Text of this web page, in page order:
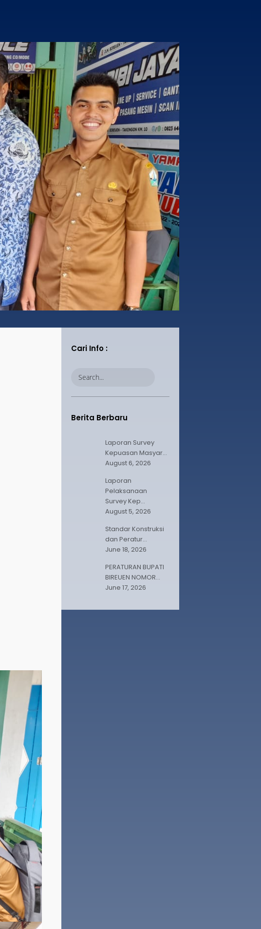
18
JUNE
2026
STANDAR KONSTRUKSI DAN PERATURAN
BANGUNAN GEDUNG
13
MARCH
2026
PERATURAN BUPATI BIREUEN NOMOR 3
TAHUN 2025 TENTANG PEMBEBASAN BEA
PEROLEHAN HAK ATAS TANAH DAN
BANGUNAN BAGI MASYARAKAT
BERPENGHASILAN RENDAH
18
SEPTEMBER
2025
SURVEI PENILAIAN INTEGRITAS
28
AUGUST
2025
PENGUMUMAN PENTING
Cari Info :
Berita Berbaru
Laporan Survey
Kepuasan Masyar...
August 6, 2026
Laporan
Pelaksanaan
Survey Kep...
August 5, 2026
Standar Konstruksi
dan Peratur...
June 18, 2026
PERATURAN BUPATI
BIREUEN NOMOR...
June 17, 2026